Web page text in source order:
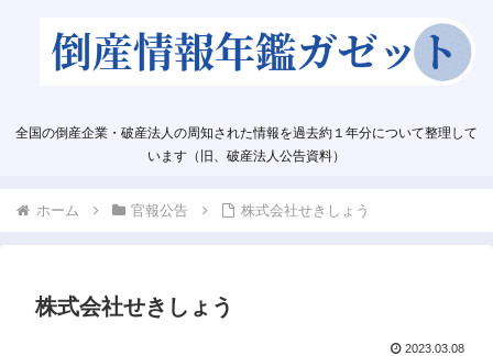
全国の倒産企業・破産法人の周知された情報を過去約１年分について整理して
います（旧、破産法人公告資料）
ホーム 官報公告 株式会社せきしょう
株式会社せきしょう
2023.03.08